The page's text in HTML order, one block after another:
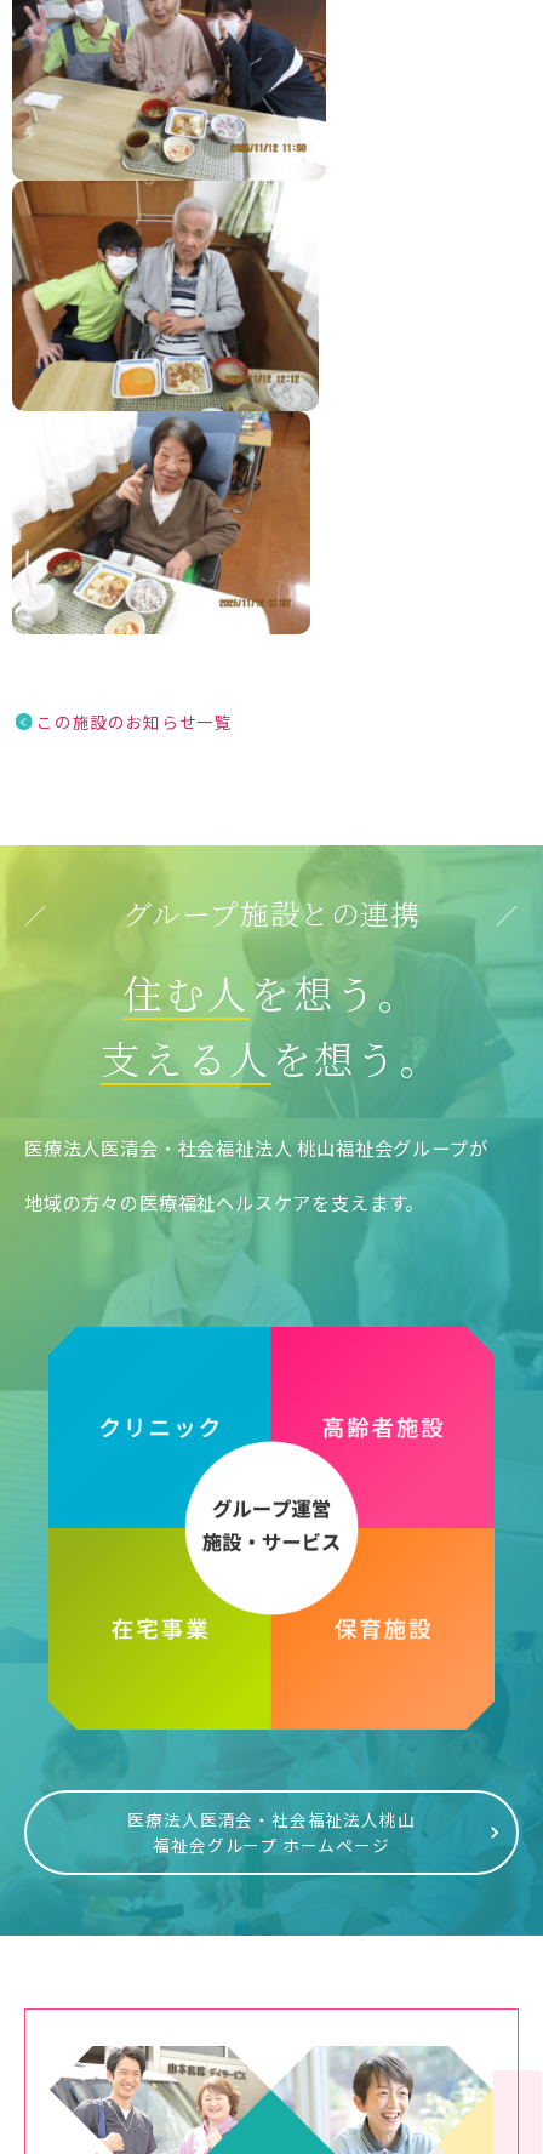
この施設のお知らせ一覧
グループ施設との連携
住む人を想う。
支える人 を想う。
医療法人医清会・社会福祉法人 桃山福祉会グループが
地域の方々の医療福祉ヘルスケアを支えます。
医療法人医清会・社会福祉法人桃山
福祉会グループ ホームページ